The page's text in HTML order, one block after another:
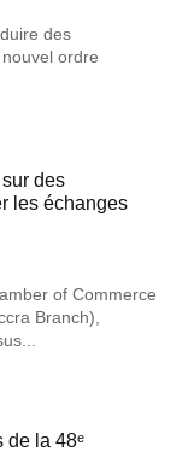
des
ordre
des
les échanges
of Commerce
Branch),
de la 48ᵉ